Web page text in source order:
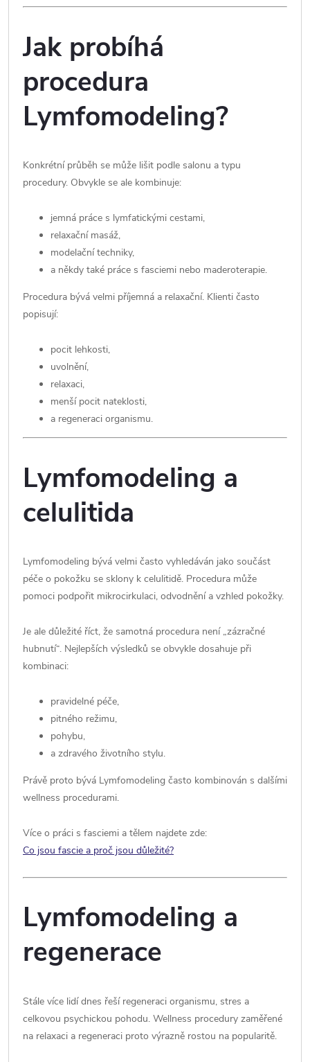
Jak probíhá
procedura
Lymfomodeling?
Konkrétní průběh se může lišit podle salonu a typu
procedury. Obvykle se ale kombinuje:
jemná práce s lymfatickými cestami,
relaxační masáž,
modelační techniky,
a někdy také práce s fasciemi nebo maderoterapie.
Procedura bývá velmi příjemná a relaxační. Klienti často
popisují:
pocit lehkosti,
uvolnění,
relaxaci,
menší pocit nateklosti,
a regeneraci organismu.
Lymfomodeling a
celulitida
Lymfomodeling bývá velmi často vyhledáván jako součást
péče o pokožku se sklony k celulitidě. Procedura může
pomoci podpořit mikrocirkulaci, odvodnění a vzhled pokožky.
Je ale důležité říct, že samotná procedura není „zázračné
hubnutí“. Nejlepších výsledků se obvykle dosahuje při
kombinaci:
pravidelné péče,
pitného režimu,
pohybu,
a zdravého životního stylu.
Právě proto bývá Lymfomodeling často kombinován s dalšími
wellness procedurami.
Více o práci s fasciemi a tělem najdete zde:
Co jsou fascie a proč jsou důležité?
Lymfomodeling a
regenerace
Stále více lidí dnes řeší regeneraci organismu, stres a
celkovou psychickou pohodu. Wellness procedury zaměřené
na relaxaci a regeneraci proto výrazně rostou na popularitě.